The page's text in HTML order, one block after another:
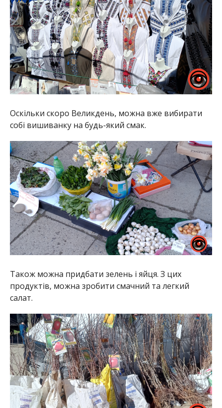
Оскільки скоро Великдень, можна вже вибирати
собі вишиванку на будь-який смак.
Також можна придбати зелень і яйця. З цих
продуктів, можна зробити смачний та легкий
салат.